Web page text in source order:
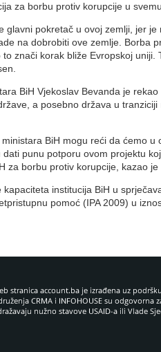
za borbu protiv korupcije u
glavni pokretač u ovoj zemlji, jer
na dobrobiti ove zemlje. Borba
znači korak bliže Evropskoj uniji.
BiH Vjekoslav Bevanda je
a posebno država u
BiH mogu reći da ćemo u
punu potporu ovom projektu
za borbu protiv korupcije, kazao
kapaciteta institucija BiH u
pomoć (IPA 2009) u